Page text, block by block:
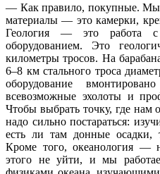
— Как правило, покупные. Мы
материалы — это камерки,
Геология — это работа
оборудованием. Это
километры тросов. На
6–8 км стального троса
оборудование
всевозможные эхолоты и
Чтобы выбрать точку, где нам
надо сильно постараться:
есть ли там донные осадки,
Кроме того, океанология —
этого не уйти, и мы